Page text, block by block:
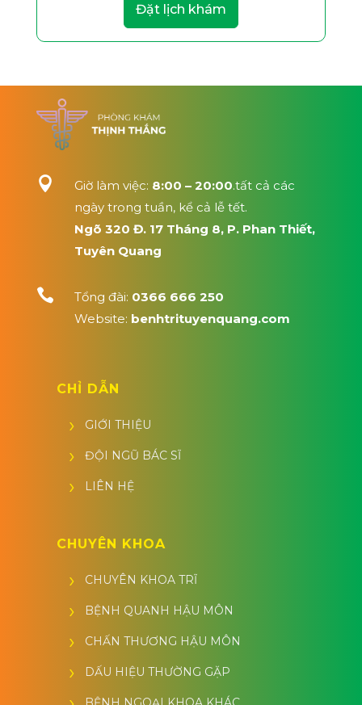
Đặt lịch khám
 Giờ làm việc: 8:00 – 20:00.tất cả các
ngày trong tuần, kể cả lễ tết.
Ngõ 320 Đ. 17 Tháng 8, P. Phan Thiết,
Tuyên Quang
 Tổng đài: 0366 666 250
Website: benhtrituyenquang.com
CHỈ DẪN
GIỚI THIỆU
ĐỘI NGŨ BÁC SĨ
LIÊN HỆ
CHUYÊN KHOA
CHUYÊN KHOA TRĨ
BỆNH QUANH HẬU MÔN
CHẤN THƯƠNG HẬU MÔN
DẤU HIỆU THƯỜNG GẶP